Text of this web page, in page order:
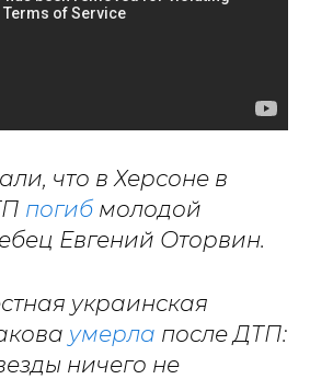
что в Херсоне в
погиб молодой
Евгений Оторвин.
украинская
умерла после ДТП:
ничего не